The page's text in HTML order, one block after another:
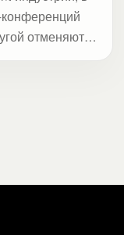
отменяются